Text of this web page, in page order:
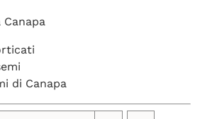
di Canapa